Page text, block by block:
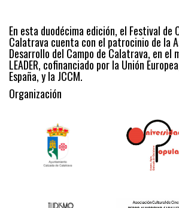
En esta duodécima edición, el Festival de
Calatrava cuenta con el patrocinio de la
Desarrollo del Campo de Calatrava, en el
LEADER, cofinanciado por la Unión
España, y la JCCM.
Organización